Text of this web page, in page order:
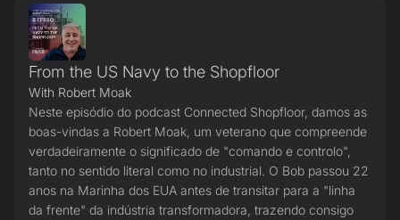
From the US Navy to the Shopfloor
With Robert Moak
Neste episódio do podcast Connected Shopfloor, damos as
boas-vindas a Robert Moak, um veterano que compreende
verdadeiramente o significado de "comando e controlo",
tanto no sentido literal como no industrial. O Bob passou 22
anos na Marinha dos EUA antes de transitar para a "linha
da frente" da indústria transformadora, trazendo consigo